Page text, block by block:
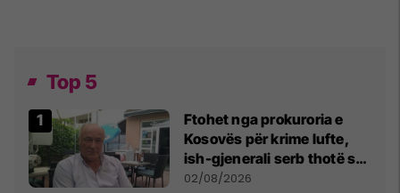
Top 5
Ftohet nga prokuroria e
Kosovës për krime lufte,
ish-gjenerali serb thotë se
dikush e tradhtoi në
02/08/2026